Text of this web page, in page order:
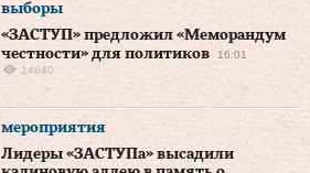
выборы
«ЗАСТУП» предложил «Меморандум
честности» для политиков
16:01
14640
мероприятия
Лидеры «ЗАСТУПа» высадили